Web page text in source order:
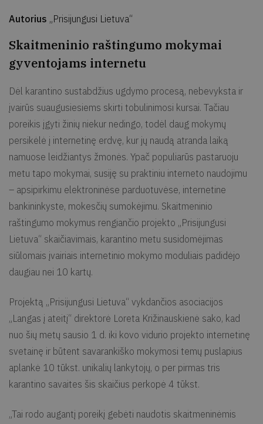
Autorius „Prisijungusi Lietuva“
Skaitmeninio raštingumo mokymai
gyventojams internetu
Dėl karantino sustabdžius ugdymo procesą, nebevyksta ir
įvairūs suaugusiesiems skirti tobulinimosi kursai. Tačiau
poreikis įgyti žinių niekur nedingo, todėl daug mokymų
persikėlė į internetinę erdvę, kur jų naudą atranda laiką
namuose leidžiantys žmonės. Ypač populiarūs pastaruoju
metu tapo mokymai, susiję su praktiniu interneto naudojimu
– apsipirkimu elektroninėse parduotuvėse, internetine
bankininkyste, mokesčių sumokėjimu. Skaitmeninio
raštingumo mokymus rengiančio projekto „Prisijungusi
Lietuva“ skaičiavimais, karantino metu susidomėjimas
siūlomais įvairiais internetinio mokymo moduliais padidėjo
daugiau nei 10 kartų.
Projektą „Prisijungusi Lietuva“ vykdančios asociacijos
„Langas į ateitį“ direktorė Loreta Križinauskienė sako, kad
nuo šių metų sausio 1 d. iki kovo vidurio projekto internetinę
svetainę ir būtent savarankiško mokymosi temų puslapius
aplankė 10 tūkst. unikalių lankytojų, o per pirmas tris
karantino savaites šis skaičius perkopė 4 tūkst.
„Tai rodo augantį poreikį gebėti naudotis skaitmeninėmis